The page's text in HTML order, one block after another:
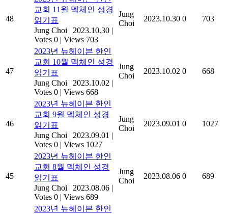
48
교회 11월 멕체인 성경
읽기표
Jung Choi | 2023.10.30 |
Votes 0 | Views 703
Jung
Choi
2023.10.30 0 703
47
2023년 뉴헤이븐 한인
교회 10월 멕체인 성경
읽기표
Jung Choi | 2023.10.02 |
Votes 0 | Views 668
Jung
Choi
2023.10.02 0 668
46
2023년 뉴헤이븐 한인
교회 9월 멕체인 성경
읽기표
Jung Choi | 2023.09.01 |
Votes 0 | Views 1027
Jung
Choi
2023.09.01 0 1027
45
2023년 뉴헤이븐 한인
교회 8월 멕체인 성경
읽기표
Jung Choi | 2023.08.06 |
Votes 0 | Views 689
Jung
Choi
2023.08.06 0 689
2023년 뉴헤이븐 한인